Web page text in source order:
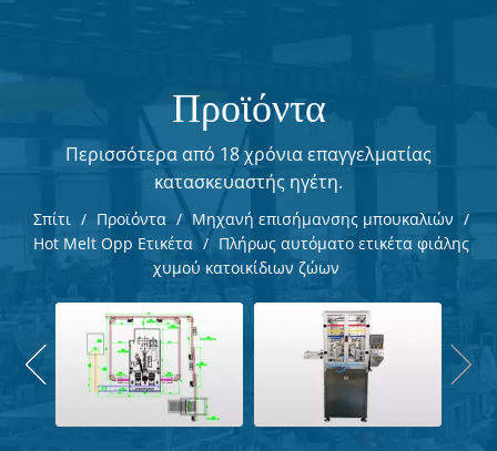
Προϊόντα
Περισσότερα από 18 χρόνια επαγγελματίας
κατασκευαστής ηγέτη.
Σπίτι / Προϊόντα / Μηχανή επισήμανσης μπουκαλιών /
Hot Melt Opp Ετικέτα / Πλήρως αυτόματο ετικέτα φιάλης
χυμού κατοικίδιων ζώων